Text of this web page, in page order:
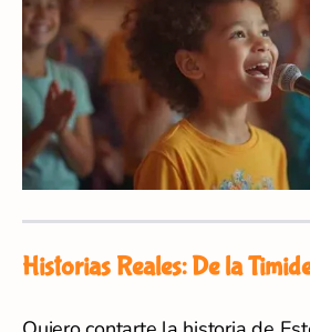
Historias Reales: De la